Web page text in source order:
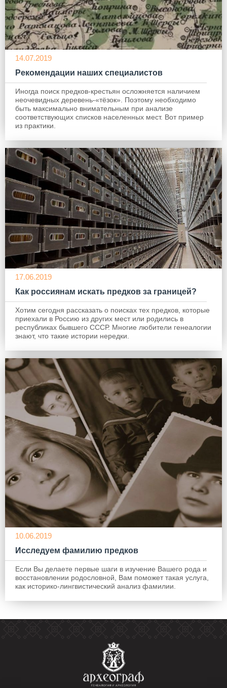
14.07.2019
Рекомендации наших специалистов
Иногда поиск предков-крестьян осложняется наличием
неочевидных деревень-«тёзок». Поэтому необходимо
быть максимально внимательным при анализе
соответствующих списков населенных мест. Вот пример
из практики.
17.06.2019
Как россиянам искать предков за границей?
Хотим сегодня рассказать о поисках тех предков, которые
приехали в Россию из других мест или родились в
республиках бывшего СССР. Многие любители генеалогии
знают, что такие истории нередки.
10.06.2019
Исследуем фамилию предков
Если Вы делаете первые шаги в изучение Вашего рода и
восстановлении родословной, Вам поможет такая услуга,
как историко-лингвистический анализ фамилии.